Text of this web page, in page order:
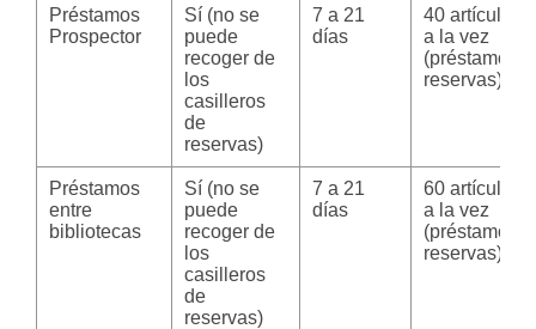
Préstamos
Prospector
Sí (no se
puede
recoger de
los
casilleros
de
reservas)
7 a 21
días
40 artículos
a la vez
(préstamos y
reservas)
Préstamos
entre
bibliotecas
Sí (no se
puede
recoger de
los
casilleros
de
reservas)
7 a 21
días
60 artículos
a la vez
(préstamos y
reservas)